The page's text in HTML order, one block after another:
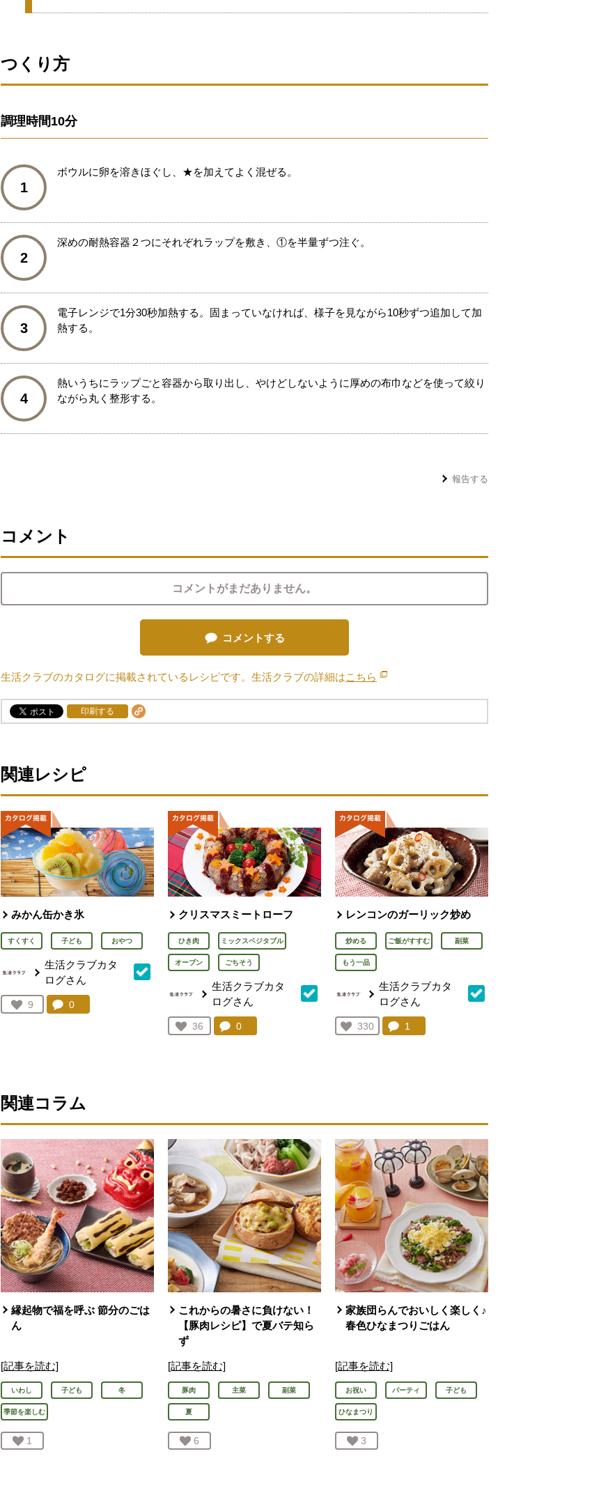
つくり方
調理時間10分
1
ボウルに卵を溶きほぐし、★を加えてよく混ぜる。
2
深めの耐熱容器２つにそれぞれラップを敷き、①を半量ずつ注ぐ。
3
電子レンジで1分30秒加熱する。固まっていなければ、様子を見ながら10秒ずつ追加して加
熱する。
4
熱いうちにラップごと容器から取り出し、やけどしないように厚めの布巾などを使って絞り
ながら丸く整形する。
報告する
コメント
コメントがまだありません。
コメントする
生活クラブのカタログに掲載されているレシピです。生活クラブの詳細はこちら 別のウィンドウで開きます。
印刷する
関連レシピ
みかん缶かき氷
すくすく 子ども おやつ
生活クラブカタ
ログさん
お気に入り登録：
9
人が登録
コメント：
0
クリスマスミートローフ
ひき肉 ミックスベジタブル
オーブン ごちそう
生活クラブカタ
ログさん
お気に入り登録：
36
人が登録
コメント：
0件。コメントを見る。
レンコンのガーリック炒め
炒める ご飯がすすむ 副菜
もう一品
生活クラブカタ
ログさん
お気に入り登録：
330
人が登録
コメント：
1
関連コラム
縁起物で福を呼ぶ 節分のごは
ん
[記事を読む]
いわし 子ども 冬
季節を楽しむ
お気に入り登録：
1
これからの暑さに負けない！
【豚肉レシピ】で夏バテ知ら
ず
[記事を読む]
豚肉 主菜 副菜
夏
お気に入り登録：
6
家族団らんでおいしく楽しく♪
春色ひなまつりごはん
[記事を読む]
お祝い パーティ 子ども
ひなまつり
お気に入り登録：
3